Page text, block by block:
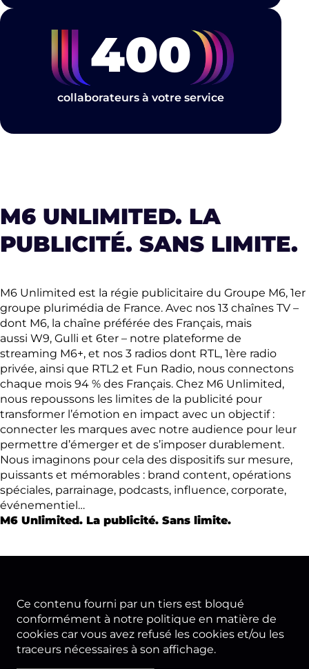
400
collaborateurs à votre service
M6 UNLIMITED. LA
PUBLICITÉ. SANS LIMITE.
M6 Unlimited est la régie publicitaire du Groupe M6, 1er
groupe plurimédia de France. Avec nos 13 chaînes TV –
dont M6, la chaîne préférée des Français, mais
aussi W9, Gulli et 6ter – notre plateforme de
streaming M6+, et nos 3 radios dont RTL, 1ère radio
privée, ainsi que RTL2 et Fun Radio, nous connectons
chaque mois 94 % des Français. Chez M6 Unlimited,
nous repoussons les limites de la publicité pour
transformer l’émotion en impact avec un objectif :
connecter les marques avec notre audience pour leur
permettre d’émerger et de s’imposer durablement.
Nous imaginons pour cela des dispositifs sur mesure,
puissants et mémorables : brand content, opérations
spéciales, parrainage, podcasts, influence, corporate,
événementiel…
M6 Unlimited. La publicité. Sans limite.
Ce contenu fourni par un tiers est bloqué
conformément à notre politique en matière de
cookies car vous avez refusé les cookies et/ou les
traceurs nécessaires à son affichage.